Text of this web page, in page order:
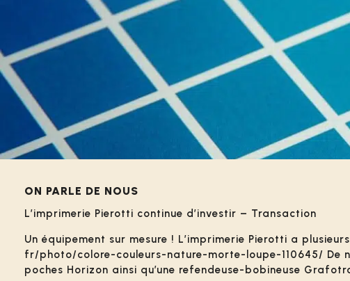
ON PARLE DE NOUS
L’imprimerie Pierotti continue d’investir – Transaction
Un équipement sur mesure ! L’imprimerie Pierotti a
fr/photo/colore-couleurs-nature-morte-loupe-110645/ De
poches Horizon ainsi qu’une refendeuse-bobineuse